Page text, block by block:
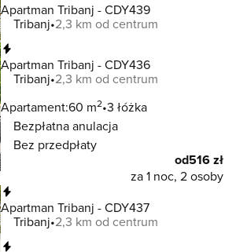
Apartman Tribanj - CDY439
Tribanj 2,3 km od centrum
Apartman Tribanj - CDY436
Tribanj 2,3 km od centrum
Apartament:60 m2 3 łóżka
Bezpłatna anulacja
Bez przedpłaty
od516 zł
za 1 noc, 2 osoby
Apartman Tribanj - CDY437
Tribanj 2,3 km od centrum